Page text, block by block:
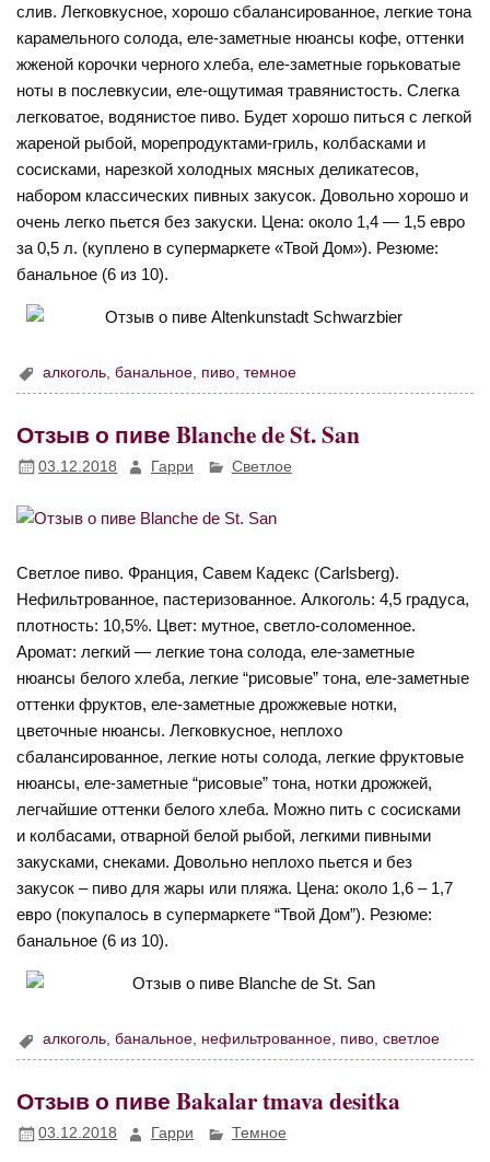
слив. Легковкусное, хорошо сбалансированное, легкие тона
карамельного солода, еле-заметные нюансы кофе, оттенки
жженой корочки черного хлеба, еле-заметные горьковатые
ноты в послевкусии, еле-ощутимая травянистость. Слегка
легковатое, водянистое пиво. Будет хорошо питься с легкой
жареной рыбой, морепродуктами-гриль, колбасками и
сосисками, нарезкой холодных мясных деликатесов,
набором классических пивных закусок. Довольно хорошо и
очень легко пьется без закуски. Цена: около 1,4 — 1,5 евро
за 0,5 л. (куплено в супермаркете «Твой Дом»). Резюме:
банальное (6 из 10).
алкоголь,банальное, пиво,темное
Отзыв о пиве Blanche de St. San
03.12.2018 Гарри Светлое
Светлое пиво. Франция, Савем Кадекс (Carlsberg).
Нефильтрованное, пастеризованное. Алкоголь: 4,5 градуса,
плотность: 10,5%. Цвет: мутное, светло-соломенное.
Аромат: легкий — легкие тона солода, еле-заметные
нюансы белого хлеба, легкие “рисовые” тона, еле-заметные
оттенки фруктов, еле-заметные дрожжевые нотки,
цветочные нюансы. Легковкусное, неплохо
сбалансированное, легкие ноты солода, легкие фруктовые
нюансы, еле-заметные “рисовые” тона, нотки дрожжей,
легчайшие оттенки белого хлеба. Можно пить с сосисками
и колбасами, отварной белой рыбой, легкими пивными
закусками, снеками. Довольно неплохо пьется и без
закусок – пиво для жары или пляжа. Цена: около 1,6 – 1,7
евро (покупалось в супермаркете “Твой Дом”). Резюме:
банальное (6 из 10).
алкоголь,банальное, нефильтрованное, пиво,светлое
Отзыв о пиве Bakalar tmava desitka
03.12.2018 Гарри Темное